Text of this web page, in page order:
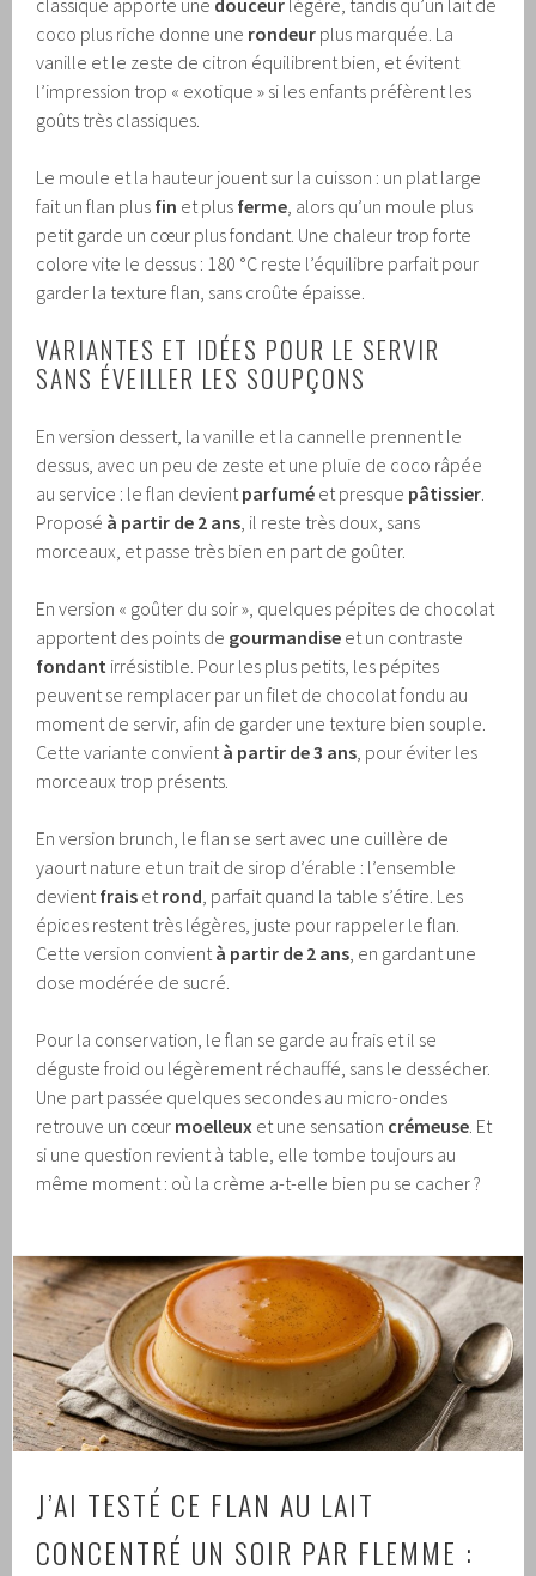
classique apporte une douceur légère, tandis qu’un lait de
coco plus riche donne une rondeur plus marquée. La
vanille et le zeste de citron équilibrent bien, et évitent
l’impression trop « exotique » si les enfants préfèrent les
goûts très classiques.
Le moule et la hauteur jouent sur la cuisson : un plat large
fait un flan plus fin et plus ferme, alors qu’un moule plus
petit garde un cœur plus fondant. Une chaleur trop forte
colore vite le dessus : 180 °C reste l’équilibre parfait pour
garder la texture flan, sans croûte épaisse.
VARIANTES ET IDÉES POUR LE SERVIR
SANS ÉVEILLER LES SOUPÇONS
En version dessert, la vanille et la cannelle prennent le
dessus, avec un peu de zeste et une pluie de coco râpée
au service : le flan devientparfumé et presque pâtissier.
Proposé à partir de 2 ans, il reste très doux, sans
morceaux, et passe très bien en part de goûter.
En version « goûter du soir », quelques pépites de chocolat
apportent des points de gourmandise et un contraste
fondant irrésistible. Pour les plus petits, les pépites
peuvent se remplacer par un filet de chocolat fondu au
moment de servir, afin de garder une texture bien souple.
Cette variante convientà partir de 3 ans, pour éviter les
morceaux trop présents.
En version brunch, le flan se sert avec une cuillère de
yaourt nature et un trait de sirop d’érable : l’ensemble
devientfrais etrond, parfait quand la table s’étire. Les
épices restent très légères, juste pour rappeler le flan.
Cette version convientà partir de 2 ans, en gardant une
dose modérée de sucré.
Pour la conservation, le flan se garde au frais et il se
déguste froid ou légèrement réchauffé, sans le dessécher.
Une part passée quelques secondes au micro-ondes
retrouve un cœur moelleux et une sensation crémeuse. Et
si une question revient à table, elle tombe toujours au
même moment : où la crème a-t-elle bien pu se cacher ?
J’AI TESTÉ CE FLAN AU LAIT
CONCENTRÉ UN SOIR PAR FLEMME :